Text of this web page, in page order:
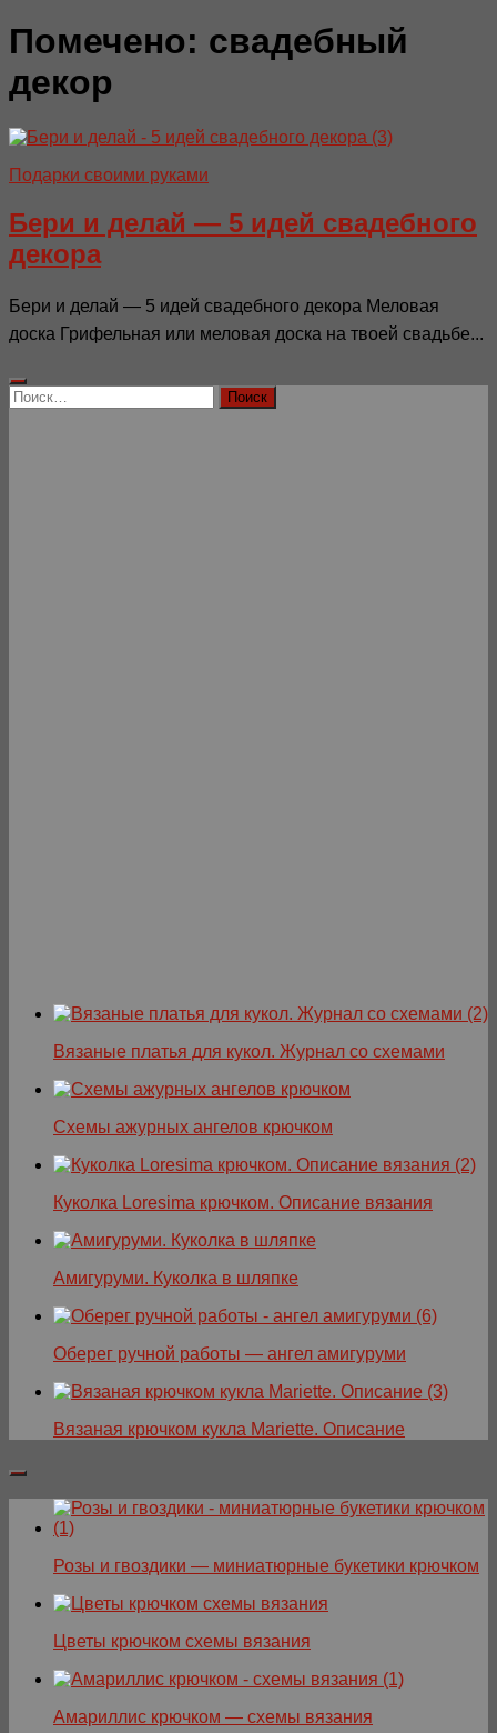
Помечено: свадебный
декор
Подарки своими руками
Бери и делай — 5 идей свадебного
декора
Бери и делай — 5 идей свадебного декора Меловая
доска Грифельная или меловая доска на твоей свадьбе...
Найти:
Вязаные платья для кукол. Журнал со схемами
Схемы ажурных ангелов крючком
Куколка Loresima крючком. Описание вязания
Амигуруми. Куколка в шляпке
Оберег ручной работы — ангел амигуруми
Вязаная крючком кукла Mariette. Описание
Розы и гвоздики — миниатюрные букетики крючком
Цветы крючком схемы вязания
Амариллис крючком — схемы вязания